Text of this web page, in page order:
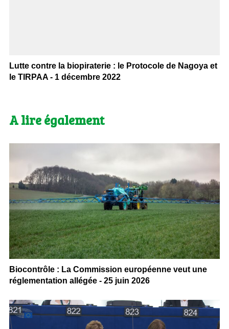
Lutte contre la biopiraterie : le Protocole de Nagoya et
le TIRPAA - 1 décembre 2022
A lire également
Biocontrôle : La Commission européenne veut une
réglementation allégée - 25 juin 2026